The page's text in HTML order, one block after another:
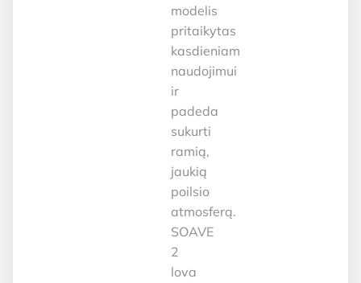
modelis
pritaikytas
kasdieniam
naudojimui
ir
padeda
sukurti
ramią,
jaukią
poilsio
atmosferą.
SOAVE
2
lova